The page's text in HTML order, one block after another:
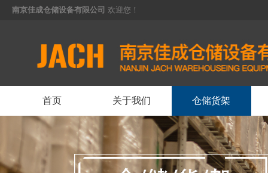
南京佳成仓储设备有限公司 欢迎您！
首页 关于我们 仓储货架
<